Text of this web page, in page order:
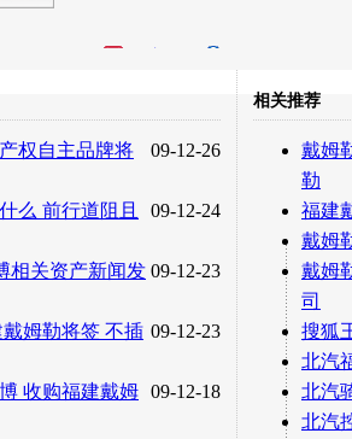
转发至： 白社会
09-12-26
权自主品牌将
09-12-24
么 前行道阻且
09-12-23
相关资产新闻发
09-12-23
姆勒将签 不插
09-12-18
收购福建戴姆
相关推荐
戴姆
勒
福建
戴姆
戴姆
司
搜狐
北汽
北汽
北汽